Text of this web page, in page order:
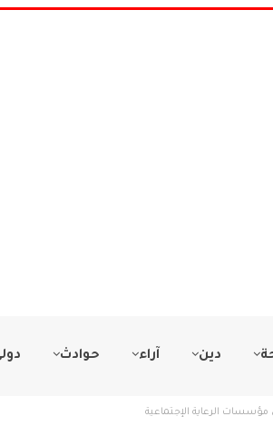
حوادث آراء دين
مؤسسات الرعاية الإجتماعية